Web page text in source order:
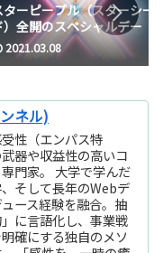
ターピープル（スターシー
）全開のスペシャルデー
2021.03.08
ネル)
性（エンパス特
器や収益性の高いコ
門家。 大学で学んだ
そして長年のWebデ
ース経験を融合。抽
に言語化し、事業戦
確にする独自のメソ